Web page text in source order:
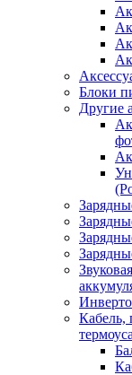
Блоки
Другие
Кабель,